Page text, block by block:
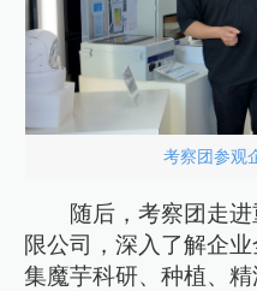
考察团参观
随后，考察团走
限公司，深入了解企
集魔芋科研、种植、